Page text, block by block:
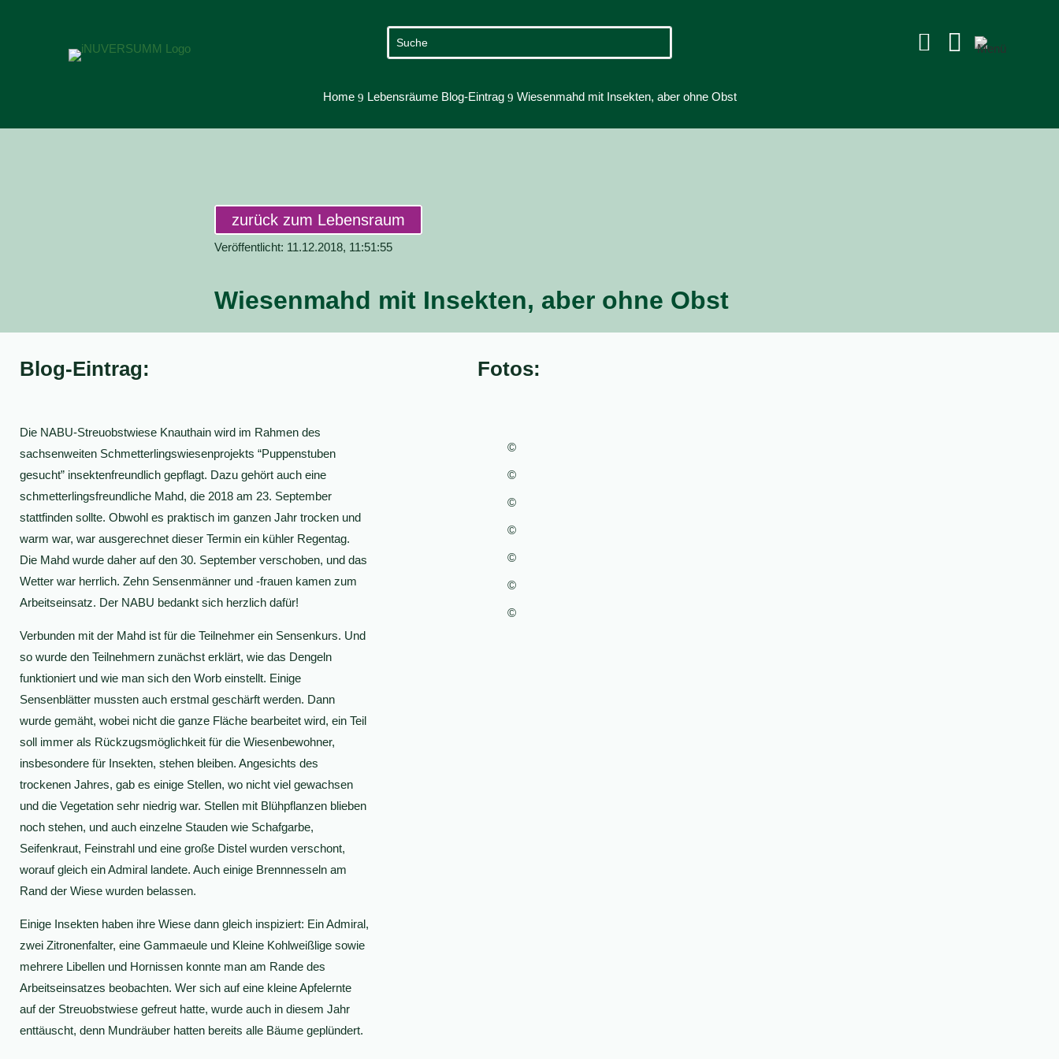
 
Home 9 Lebensräume Blog-Eintrag 9 Wiesenmahd mit Insekten, aber ohne Obst
zurück zum Lebensraum
Veröffentlicht: 11.12.2018, 11:51:55
Wiesenmahd mit Insekten, aber ohne Obst
Blog-Eintrag:
Die NABU-Streuobstwiese Knauthain wird im Rahmen des
sachsenweiten Schmetterlingswiesenprojekts “Puppenstuben
gesucht” insektenfreundlich gepflagt. Dazu gehört auch eine
schmetterlingsfreundliche Mahd, die 2018 am 23. September
stattfinden sollte. Obwohl es praktisch im ganzen Jahr trocken und
warm war, war ausgerechnet dieser Termin ein kühler Regentag.
Die Mahd wurde daher auf den 30. September verschoben, und das
Wetter war herrlich. Zehn Sensenmänner und -frauen kamen zum
Arbeitseinsatz. Der NABU bedankt sich herzlich dafür!
Verbunden mit der Mahd ist für die Teilnehmer ein Sensenkurs. Und
so wurde den Teilnehmern zunächst erklärt, wie das Dengeln
funktioniert und wie man sich den Worb einstellt. Einige
Sensenblätter mussten auch erstmal geschärft werden. Dann
wurde gemäht, wobei nicht die ganze Fläche bearbeitet wird, ein Teil
soll immer als Rückzugsmöglichkeit für die Wiesenbewohner,
insbesondere für Insekten, stehen bleiben. Angesichts des
trockenen Jahres, gab es einige Stellen, wo nicht viel gewachsen
und die Vegetation sehr niedrig war. Stellen mit Blühpflanzen blieben
noch stehen, und auch einzelne Stauden wie Schafgarbe,
Seifenkraut, Feinstrahl und eine große Distel wurden verschont,
worauf gleich ein Admiral landete. Auch einige Brennnesseln am
Rand der Wiese wurden belassen.
Einige Insekten haben ihre Wiese dann gleich inspiziert: Ein Admiral,
zwei Zitronenfalter, eine Gammaeule und Kleine Kohlweißlige sowie
mehrere Libellen und Hornissen konnte man am Rande des
Arbeitseinsatzes beobachten. Wer sich auf eine kleine Apfelernte
auf der Streuobstwiese gefreut hatte, wurde auch in diesem Jahr
enttäuscht, denn Mundräuber hatten bereits alle Bäume geplündert.
Fotos:
©
©
©
©
©
©
©